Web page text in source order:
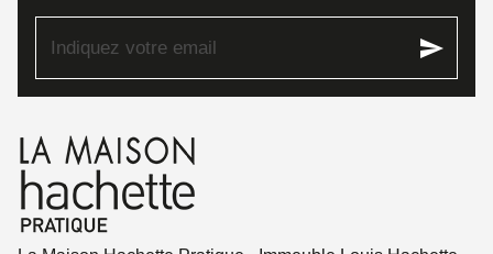
Indiquez votre email send